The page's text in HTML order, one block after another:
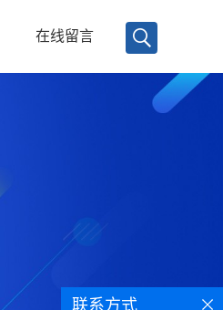
在线留言
联系方式